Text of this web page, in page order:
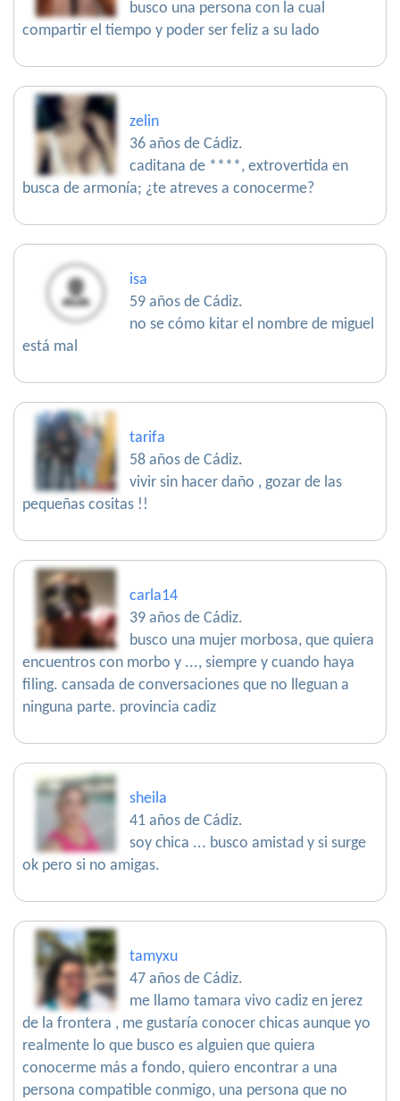
busco una persona con la cual
compartir el tiempo y poder ser feliz a su lado
zelin
36 años de Cádiz.
caditana de ****, extrovertida en
busca de armonía; ¿te atreves a conocerme?
isa
59 años de Cádiz.
no se cómo kitar el nombre de miguel
está mal
tarifa
58 años de Cádiz.
vivir sin hacer daño , gozar de las
pequeñas cositas !!
carla14
39 años de Cádiz.
busco una mujer morbosa, que quiera
encuentros con morbo y ..., siempre y cuando haya
filing. cansada de conversaciones que no lleguan a
ninguna parte. provincia cadiz
sheila
41 años de Cádiz.
soy chica ... busco amistad y si surge
ok pero si no amigas.
tamyxu
47 años de Cádiz.
me llamo tamara vivo cadiz en jerez
de la frontera , me gustaría conocer chicas aunque yo
realmente lo que busco es alguien que quiera
conocerme más a fondo, quiero encontrar a una
persona compatible conmigo, una persona que no